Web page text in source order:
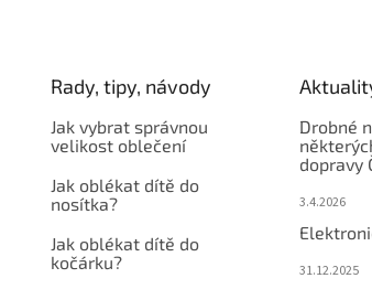
Rady, tipy, návody
Jak vybrat správnou
velikost oblečení
Jak oblékat dítě do
nosítka?
Jak oblékat dítě do
kočárku?
Drobné
dopravy
3.4.2026
31.12.2025